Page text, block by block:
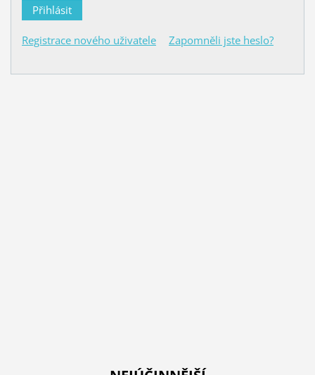
Registrace nového uživatele Zapomněli jste heslo?